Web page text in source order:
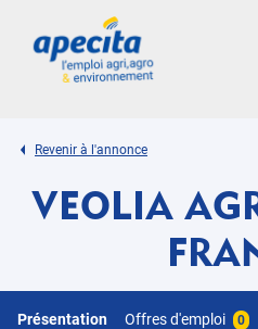
Revenir à l'annonce
VEOLIA
Présentation Offres d'emploi 0